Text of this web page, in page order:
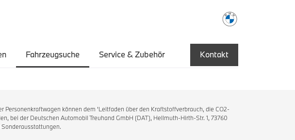
Fahrzeugsuche Service & Zubehör Kontakt
können dem 'Leitfaden über den Kraftstoffverbrauch, die CO2-
bei der Deutschen Automobil Treuhand GmbH (DAT), Hellmuth-Hirth-Str. 1, 73760